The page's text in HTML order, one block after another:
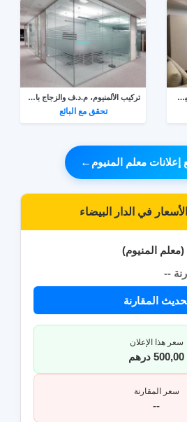
تركيب الألمنيوم والزجاج بالدار البيضاء 0698063467 تركيب الألمنيوم، م.د.ف والزجاج بالصخيرات وتمارة
تحقق مع البائع
معلم المنيوم ←
في الدار البيضاء
المنيوم)
--
المقارنة
سعر هذا الإعلان
500,00 درهم
سعر المقارنة
--